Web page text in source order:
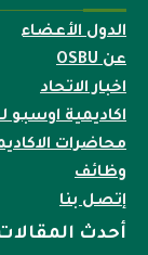
الدول الأعضاء
عن OSBU
اخبار الاتحاد
اكاديمية اوسبو
محاضرات
وظائف
إتصل بنا
أحدث